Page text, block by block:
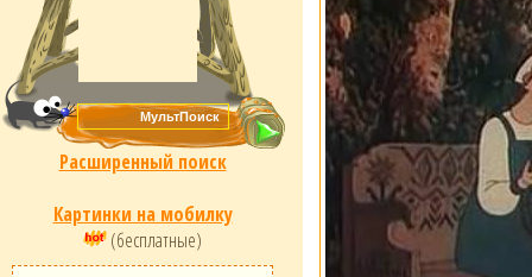
Расширенный поиск
Картинки на мобилку
(бесплатные)